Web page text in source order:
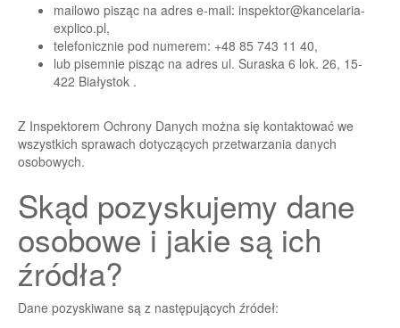
mailowo pisząc na adres e-mail: inspektor@kancelaria-
explico.pl,
telefonicznie pod numerem: +48 85 743 11 40,
lub pisemnie pisząc na adres ul. Suraska 6 lok. 26, 15-
422 Białystok .
Z Inspektorem Ochrony Danych można się kontaktować we
wszystkich sprawach dotyczących przetwarzania danych
osobowych.
Skąd pozyskujemy dane
osobowe i jakie są ich
źródła?
Dane pozyskiwane są z następujących źródeł: